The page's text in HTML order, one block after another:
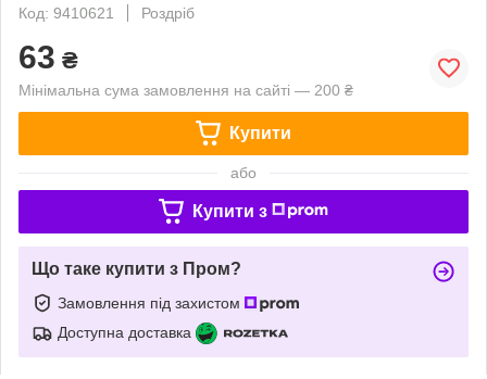
Код: 9410621
Роздріб
63 ₴
Мінімальна сума замовлення на сайті — 200 ₴
Купити
або
Купити з
Що таке купити з Пром?
Замовлення під захистом
Доступна доставка